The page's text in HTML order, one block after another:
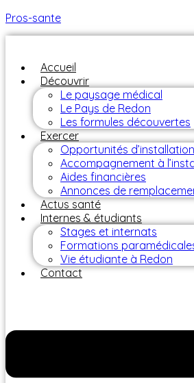
Pros-sante
Accueil
Découvrir
Le paysage médical
Le Pays de Redon
Les formules découvertes
Exercer
Opportunités d’installation
Accompagnement à
Aides financières
Annonces de
Actus santé
Internes & étudiants
Stages et internats
Formations
Vie étudiante à Redon
Contact